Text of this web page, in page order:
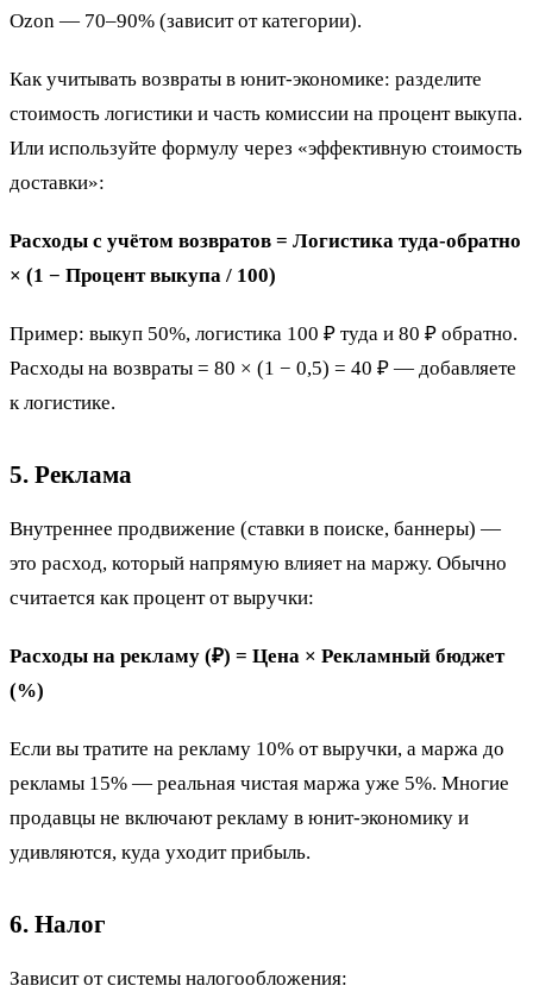
Ozon — 70–90% (зависит от категории).
Как учитывать возвраты в юнит-экономике: разделите
стоимость логистики и часть комиссии на процент выкупа.
Или используйте формулу через «эффективную стоимость
доставки»:
Расходы с учётом возвратов = Логистика туда-обратно
× (1 − Процент выкупа / 100)
Пример: выкуп 50%, логистика 100 ₽ туда и 80 ₽ обратно.
Расходы на возвраты = 80 × (1 − 0,5) = 40 ₽ — добавляете
к логистике.
5. Реклама
Внутреннее продвижение (ставки в поиске, баннеры) —
это расход, который напрямую влияет на маржу. Обычно
считается как процент от выручки:
Расходы на рекламу (₽) = Цена × Рекламный бюджет
(%)
Если вы тратите на рекламу 10% от выручки, а маржа до
рекламы 15% — реальная чистая маржа уже 5%. Многие
продавцы не включают рекламу в юнит-экономику и
удивляются, куда уходит прибыль.
6. Налог
Зависит от системы налогообложения: